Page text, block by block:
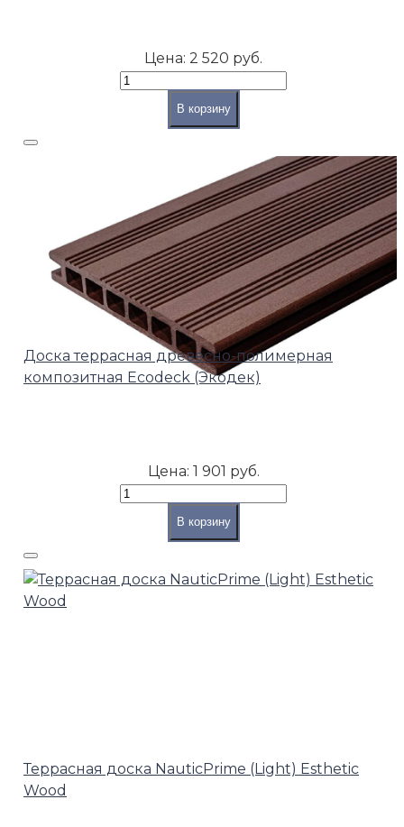
Цена: 2 520 руб.
В корзину
Доска террасная древесно-полимерная
композитная Ecodeck (Экодек)
Цена: 1 901 руб.
В корзину
Террасная доска NauticPrime (Light) Esthetic
Wood